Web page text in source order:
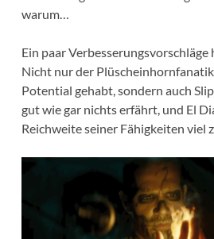
warum…
Ein paar
Nicht nur der
Potential gehabt, sondern auch
gut wie gar nichts erfährt, und El
Reichweite seiner Fähigkeiten viel